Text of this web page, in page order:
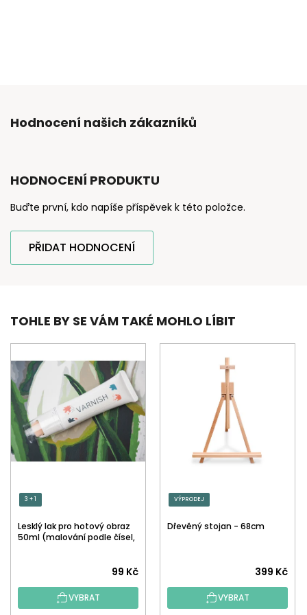
Hodnocení našich zákazníků
HODNOCENÍ PRODUKTU
Buďte první, kdo napíše příspěvek k této položce.
PŘIDAT HODNOCENÍ
TOHLE BY SE VÁM TAKÉ MOHLO LÍBIT
3 + 1
Lesklý lak pro hotový obraz
50ml (malování podle čísel,
hodnocení
produktu
99 Kč
VYBRAT
VÝPRODEJ
Dřevěný stojan - 68cm
399 Kč
VYBRAT